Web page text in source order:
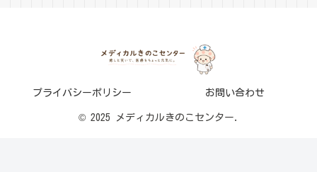
プライバシーポリシー お問い合わせ
© 2025 メディカルきのこセンター.